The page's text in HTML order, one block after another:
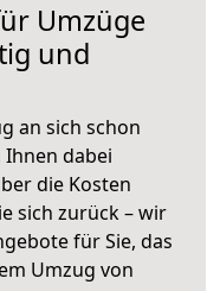
Umzüge
und
an sich schon
dabei
die Kosten
sich zurück – wir
für Sie, das
Umzug von